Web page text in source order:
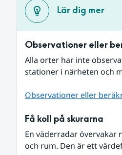
Lär dig mer
Observationer eller
Alla orter har inte
stationer i närheten och
Observationer eller
Få koll på skurarna
En väderradar
och rum. Den är ett